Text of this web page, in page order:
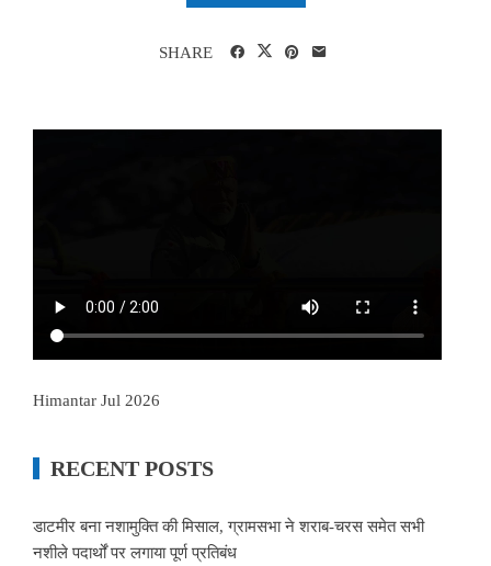
SHARE
Himantar Jul 2026
RECENT POSTS
डाटमीर बना नशामुक्ति की मिसाल, ग्रामसभा ने शराब-चरस समेत सभी
नशीले पदार्थों पर लगाया पूर्ण प्रतिबंध